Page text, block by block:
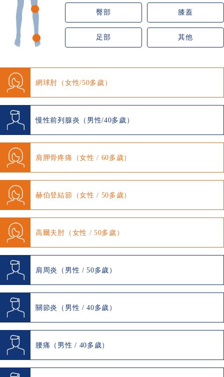
臀部 膝蓋
足部 其他
網球肘（女性/50多歲）
慢性前列腺炎（男性/40多歲）
肩胛骨疼痛（女性 / 60多歲）
赫伯登結節（女性 / 50多歲）
高爾夫肘（女性 / 50多歲）
肩周炎（男性 / 50多歲）
關節炎（男性 / 40多歲）
腰痛（男性 / 40多歲）